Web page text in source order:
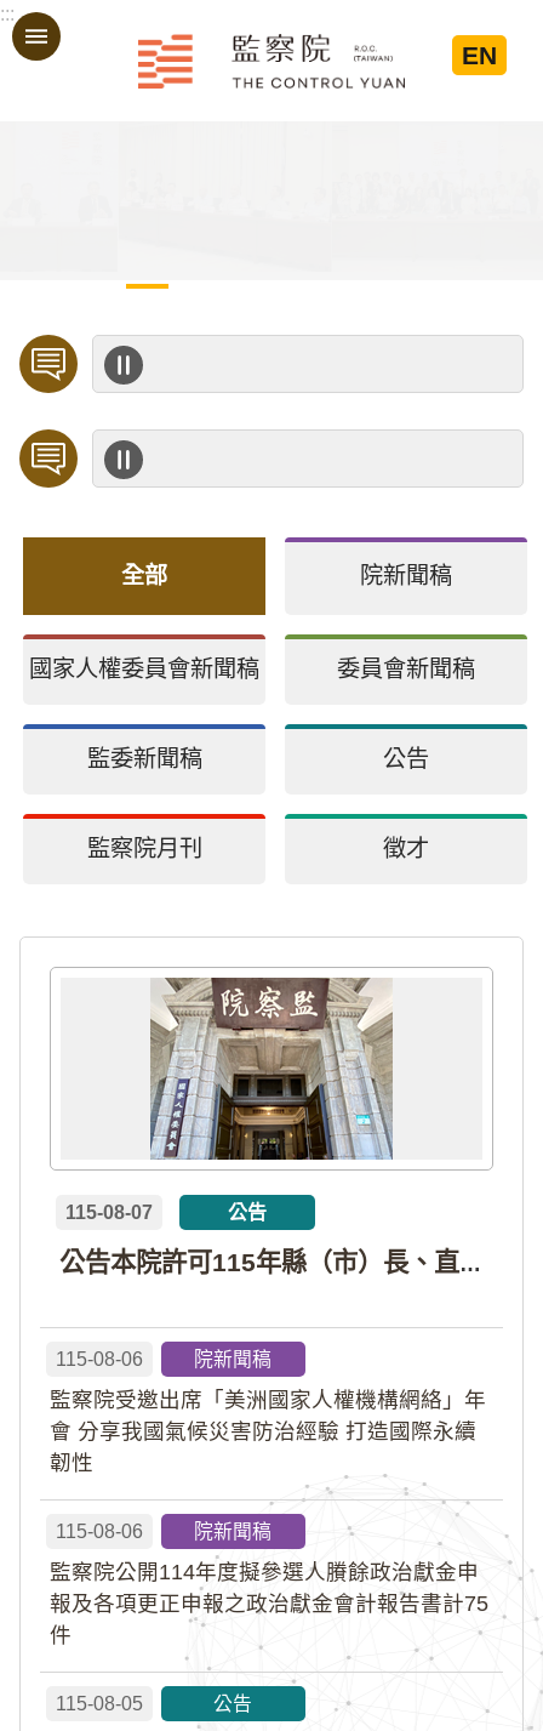
跳到主要內容區塊
:::
EN
全部 院新聞稿
國家人權委員會新聞稿 委員會新聞稿
監委新聞稿 公告
監察院月刊 徵才
公告本院許可115年縣（市）長、直轄市議員、縣（市）議員擬參選人開立政治獻金專戶共計4戶。各專戶得收受政治獻金期間為自專戶許可設立日起至115年11月27日止，專戶名冊詳如附件。
115-08-07 公告
115-08-06 院新聞稿
監察院受邀出席「美洲國家人權機構網絡」年
會 分享我國氣候災害防治經驗 打造國際永續
韌性
115-08-06 院新聞稿
監察院公開114年度擬參選人賸餘政治獻金申
報及各項更正申報之政治獻金會計報告書計75
件
115-08-05 公告